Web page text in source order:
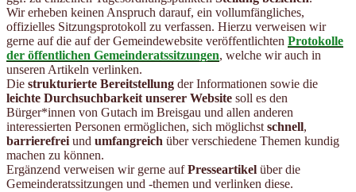
Wir erheben keinen Anspruch darauf, ein vollumfängliches,
offizielles Sitzungsprotokoll zu verfassen. Hierzu verweisen wir
gerne auf die auf der Gemeindewebsite veröffentlichten Protokolle
der öffentlichen Gemeinderatssitzungen, welche wir auch in
unseren Artikeln verlinken.
Die strukturierte Bereitstellung der Informationen sowie die
leichte Durchsuchbarkeit unserer Website soll es den
Bürger*innen von Gutach im Breisgau und allen anderen
interessierten Personen ermöglichen, sich möglichstschnell,
barrierefreiund umfangreich über verschiedene Themen kundig
machen zu können.
Ergänzend verweisen wir gerne aufPresseartikel über die
Gemeinderatssitzungen und -themen und verlinken diese.